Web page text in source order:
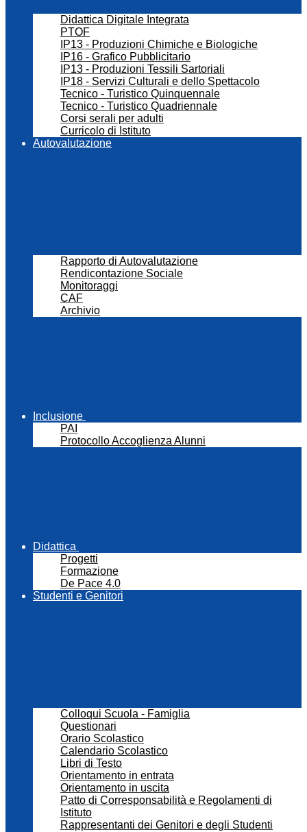
Didattica Digitale Integrata
PTOF
IP13 - Produzioni Chimiche e Biologiche
IP16 - Grafico Pubblicitario
IP13 - Produzioni Tessili Sartoriali
IP18 - Servizi Culturali e dello Spettacolo
Tecnico - Turistico Quinquennale
Tecnico - Turistico Quadriennale
Corsi serali per adulti
Curricolo di Istituto
Autovalutazione
Rapporto di Autovalutazione
Rendicontazione Sociale
Monitoraggi
CAF
Archivio
Inclusione
PAI
Protocollo Accoglienza Alunni
Didattica
Progetti
Formazione
De Pace 4.0
Studenti e Genitori
Colloqui Scuola - Famiglia
Questionari
Orario Scolastico
Calendario Scolastico
Libri di Testo
Orientamento in entrata
Orientamento in uscita
Patto di Corresponsabilità e Regolamenti di
Istituto
Rappresentanti dei Genitori e degli Studenti